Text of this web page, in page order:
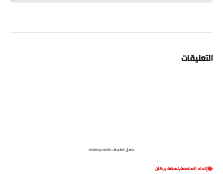
التعليقات
حمل تطبيق newspoots
إتحاد العاصمة,نهضة بركان